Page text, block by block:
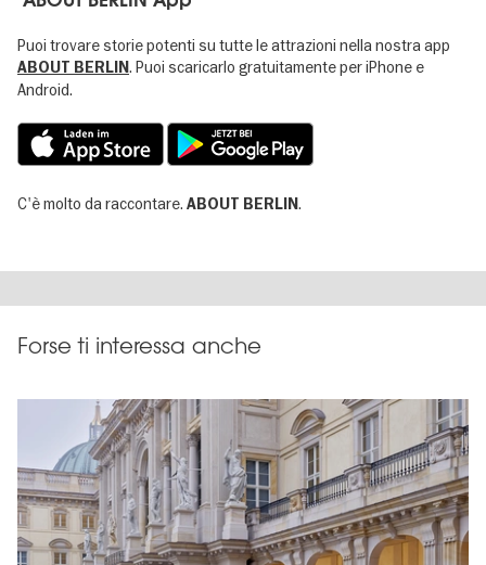
Puoi trovare storie potenti su tutte le attrazioni nella nostra app
ABOUT BERLIN. Puoi scaricarlo gratuitamente per iPhone e
Android.
C'è molto da raccontare. ABOUT BERLIN.
Forse ti interessa anche